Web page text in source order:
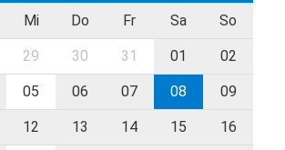
Mi Do Fr Sa So
29 30 31 01 02
05 06 07 08 09
12 13 14 15 16